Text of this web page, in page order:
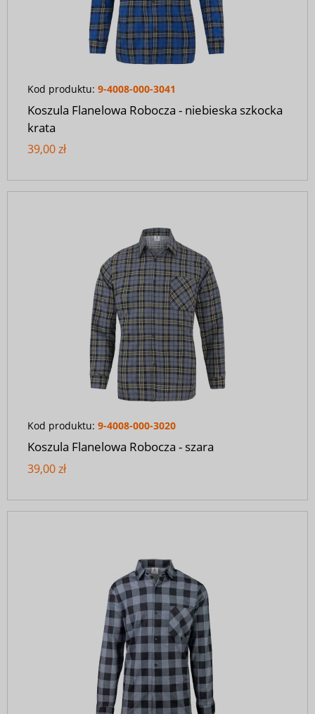
Kod produktu: 9-4008-000-3041
Koszula Flanelowa Robocza - niebieska szkocka
krata
39,00 zł
Kod produktu: 9-4008-000-3020
Koszula Flanelowa Robocza - szara
39,00 zł